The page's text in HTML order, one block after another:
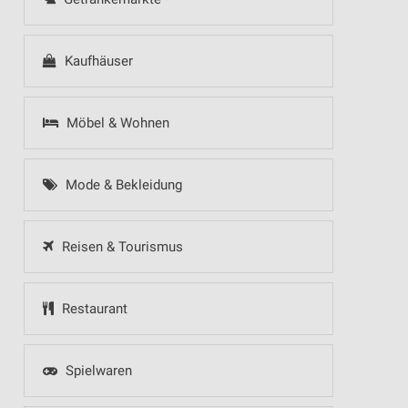
Kaufhäuser
Möbel & Wohnen
Mode & Bekleidung
Reisen & Tourismus
Restaurant
Spielwaren